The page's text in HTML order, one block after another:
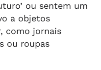
ou sentem um
a objetos
como jornais
ou roupas